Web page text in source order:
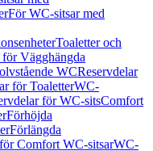
För WC-sitsar med
Toaletter och
Vägghängda
WCReservdelar
för ToaletterWC-
för WC-sitsComfort
Förhöjda
Förlängda
Comfort WC-sitsarWC-